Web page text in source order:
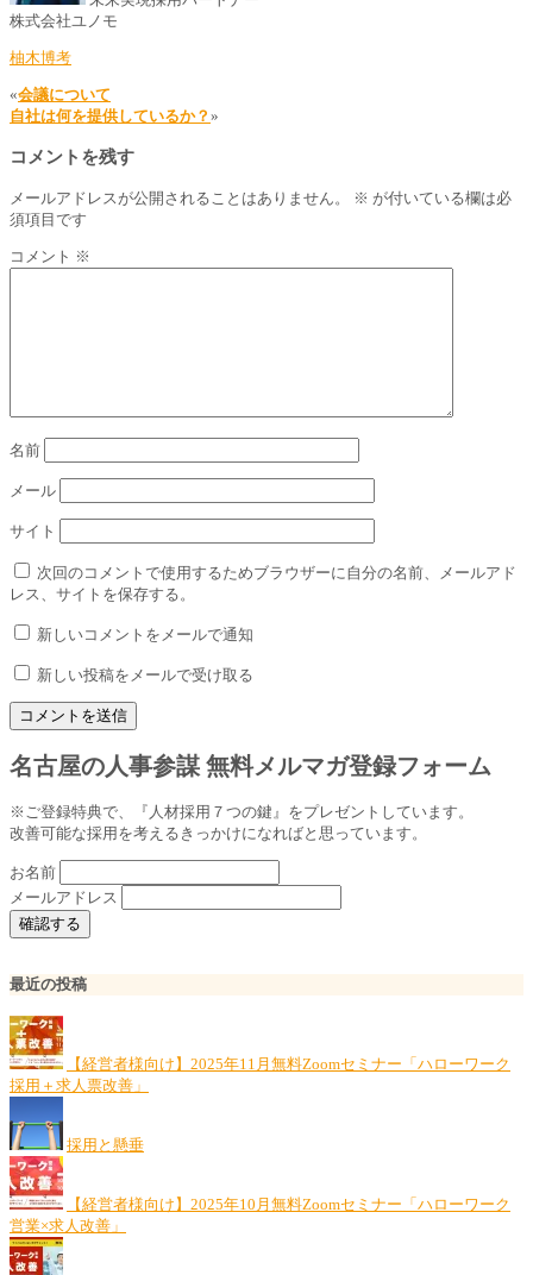
株式会社ユノモ
柚木博考
«会議について
自社は何を提供しているか？ »
コメントを残す
メールアドレスが公開されることはありません。 ※ が付いている欄は必
須項目です
コメント ※
名前
メール
サイト
次回のコメントで使用するためブラウザーに自分の名前、メールアド
レス、サイトを保存する。
新しいコメントをメールで通知
新しい投稿をメールで受け取る
名古屋の人事参謀 無料メルマガ登録フォーム
※ご登録特典で、『人材採用７つの鍵』をプレゼントしています。
改善可能な採用を考えるきっかけになればと思っています。
お名前
メールアドレス
最近の投稿
【経営者様向け】2025年11月無料Zoomセミナー「ハローワーク
採用＋求人票改善」
採用と懸垂
【経営者様向け】2025年10月無料Zoomセミナー「ハローワーク
営業×求人改善」